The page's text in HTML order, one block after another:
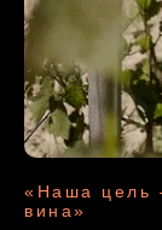
«Наша цель
вина»